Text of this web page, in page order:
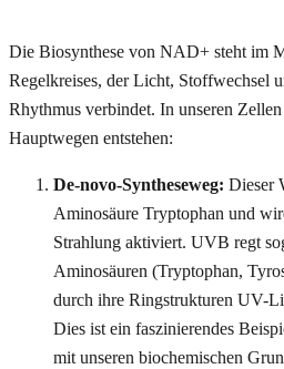
Die Biosynthese von NAD+ steht im
Regelkreises, der Licht, Stoffwechsel
Rhythmus verbindet. In unseren
Hauptwegen entstehen:
De-novo-Syntheseweg: Dieser
Aminosäure Tryptophan und
Strahlung aktiviert. UVB regt
Aminosäuren (Tryptophan,
durch ihre Ringstrukturen UV-
Dies ist ein faszinierendes
mit unseren biochemischen